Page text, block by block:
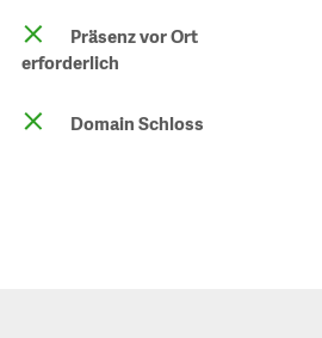
Präsenz vor Ort
erforderlich
Domain Schloss